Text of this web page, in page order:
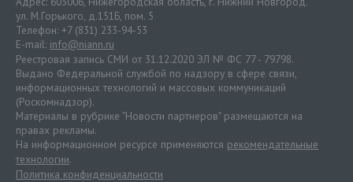
ул. М.Горького, д.151Б, пом. 5
Телефон: +7 (831) 233-94-53
E-mail: info@niann.ru
Реестровая запись СМИ от 31.12.2020 ЭЛ № ФС 77 - 79798.
Выдано Федеральной службой по надзору в сфере связи,
информационных технологий и массовых коммуникаций
(Роскомнадзор).
Материалы в рубрике "Новости партнеров" размещаются на
правах рекламы.
На информационном ресурсе применяются рекомендательные
технологии.
Политика конфиденциальности